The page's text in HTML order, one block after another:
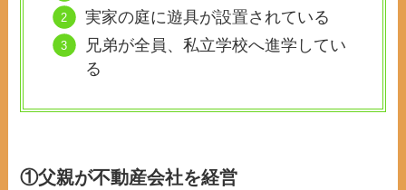
実家の庭に遊具が設置されている
兄弟が全員、私立学校へ進学してい
る
①父親が不動産会社を経営